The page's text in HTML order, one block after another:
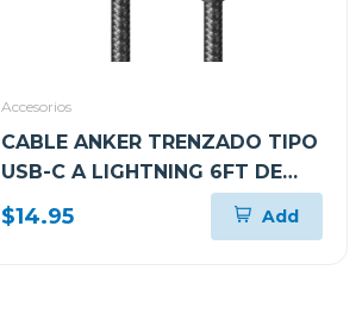
Accesorios
CABLE ANKER TRENZADO TIPO
USB-C A LIGHTNING 6FT DE
CARGA RÁPIDA NEGRO
A81B6H11
$14.95 Add